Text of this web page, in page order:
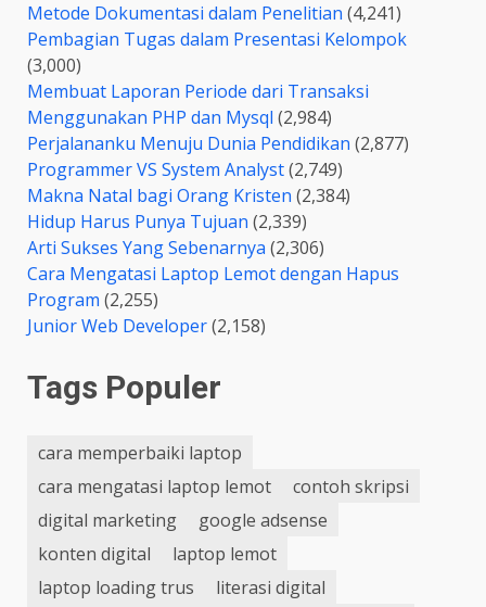
Metode Dokumentasi dalam Penelitian (4,241)
Pembagian Tugas dalam Presentasi Kelompok
(3,000)
Membuat Laporan Periode dari Transaksi
Menggunakan PHP dan Mysql (2,984)
Perjalananku Menuju Dunia Pendidikan (2,877)
Programmer VS System Analyst(2,749)
Makna Natal bagi Orang Kristen (2,384)
Hidup Harus Punya Tujuan (2,339)
Arti Sukses Yang Sebenarnya (2,306)
Cara Mengatasi Laptop Lemot dengan Hapus
Program (2,255)
Junior Web Developer(2,158)
Tags Populer
cara memperbaiki laptop
cara mengatasi laptop lemot
contoh skripsi
digital marketing
google adsense
konten digital
laptop lemot
laptop loading trus
literasi digital